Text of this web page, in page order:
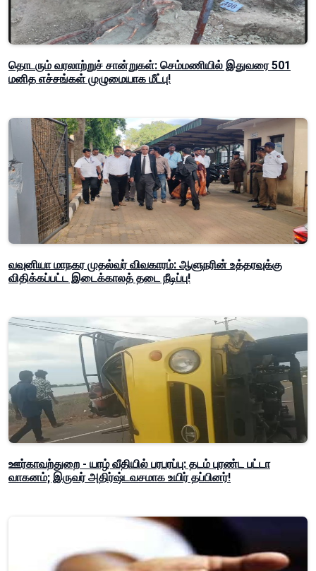
தொடரும் வரலாற்றுச் சான்றுகள்: செம்மணியில் இதுவரை 501
மனித எச்சங்கள் முழுமையாக மீட்பு!
வவுனியா மாநகர முதல்வர் விவகாரம்: ஆளுநரின் உத்தரவுக்கு
விதிக்கப்பட்ட இடைக்காலத் தடை நீடிப்பு!
ஊர்காவற்துறை - யாழ் வீதியில் பரபரப்பு: தடம் புரண்ட பட்டா
வாகனம்; இருவர் அதிர்ஷ்டவசமாக உயிர் தப்பினர்!